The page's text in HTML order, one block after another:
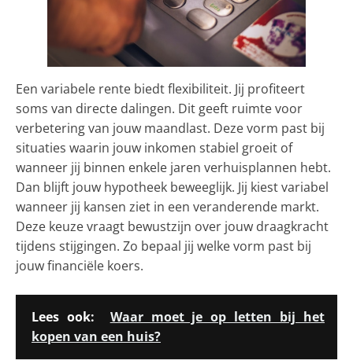
Een variabele rente biedt flexibiliteit. Jij profiteert
soms van directe dalingen. Dit geeft ruimte voor
verbetering van jouw maandlast. Deze vorm past bij
situaties waarin jouw inkomen stabiel groeit of
wanneer jij binnen enkele jaren verhuisplannen hebt.
Dan blijft jouw hypotheek beweeglijk. Jij kiest variabel
wanneer jij kansen ziet in een veranderende markt.
Deze keuze vraagt bewustzijn over jouw draagkracht
tijdens stijgingen. Zo bepaal jij welke vorm past bij
jouw financiële koers.
Lees ook:
Waar moet je op letten bij het
kopen van een huis?